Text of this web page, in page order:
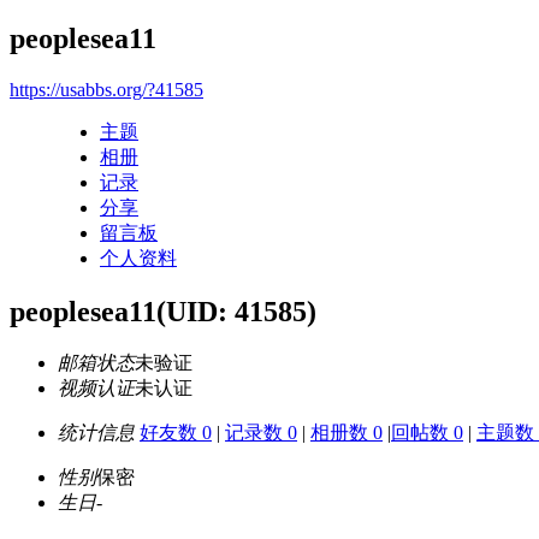
peoplesea11
https://usabbs.org/?41585
主题
相册
记录
分享
留言板
个人资料
peoplesea11(UID: 41585)
邮箱状态未验证
视频认证未认证
统计信息 好友数 0 | 记录数 0 | 相册数 0 |回帖数 0 | 主题数
性别保密
生日-